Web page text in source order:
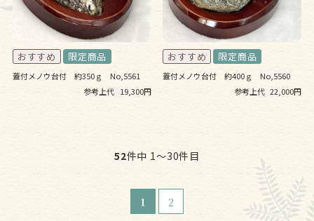
蓋付メノウ台付 約350ｇ No,5561
参考上代 19,300円
蓋付メノウ台付 約400ｇ No,5560
参考上代 22,000円
52件中 1〜30件目
1 2